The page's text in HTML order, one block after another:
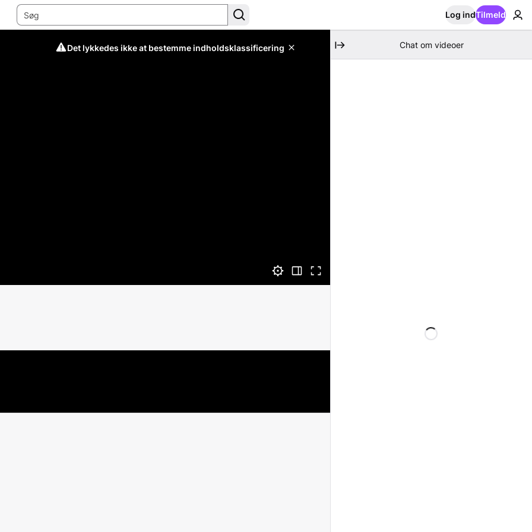
Log indTilmeld
Det lykkedes ikke at bestemme indholdsklassificering Chat om videoer